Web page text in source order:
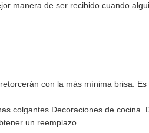
manera de ser recibido cuando
con la más mínima brisa.
colgantes Decoraciones de cocina.
un reemplazo.